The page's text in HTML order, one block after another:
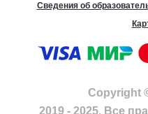
Сведения об
Copyright
2019 - 2025. Все